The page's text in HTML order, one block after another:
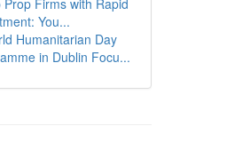
Prop Firms with Rapid
You...
Humanitarian Day
in Dublin Focu...